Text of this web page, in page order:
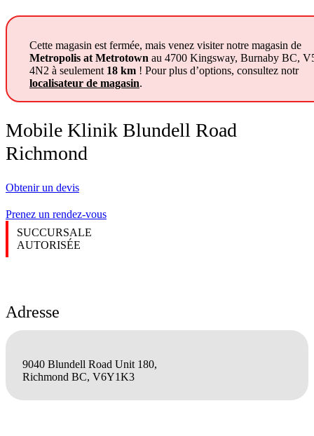
Cette magasin est fermée, mais venez visiter notre magasin de
Metropolis at Metrotown au 4700 Kingsway, Burnaby BC,
4N2 à seulement 18 km ! Pour plus d’options, consultez notr
localisateur de magasin.
Mobile Klinik Blundell Road
Richmond
Obtenir un devis
Prenez un rendez-vous
SUCCURSALE
AUTORISÉE
Adresse
9040 Blundell Road Unit 180,
Richmond BC, V6Y1K3